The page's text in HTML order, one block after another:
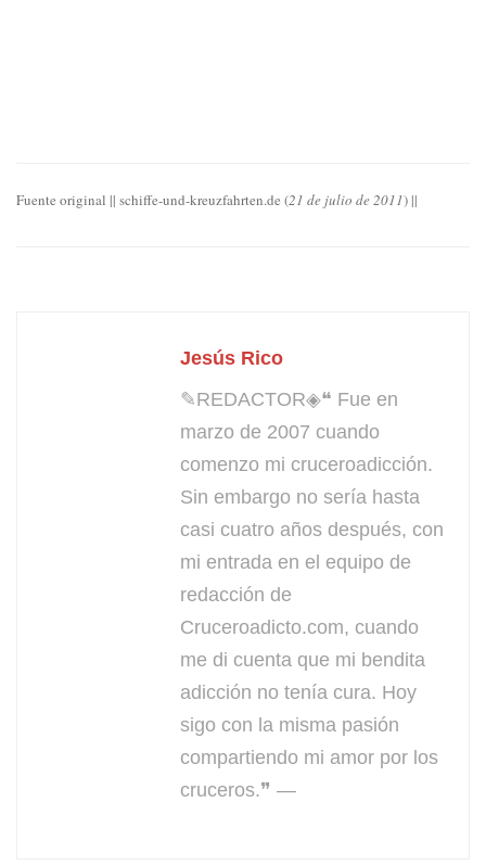
Fuente original || schiffe-und-kreuzfahrten.de (21 de julio de 2011) ||
Jesús Rico
✎REDACTOR◈❝ Fue en
marzo de 2007 cuando
comenzo mi cruceroadicción.
Sin embargo no sería hasta
casi cuatro años después, con
mi entrada en el equipo de
redacción de
Cruceroadicto.com, cuando
me di cuenta que mi bendita
adicción no tenía cura. Hoy
sigo con la misma pasión
compartiendo mi amor por los
cruceros.❞ —